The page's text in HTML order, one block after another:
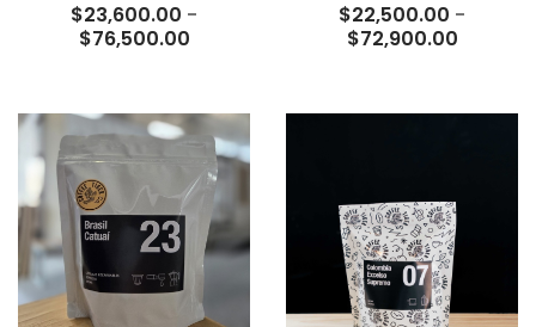
$23,600.00 -
$76,500.00Rango
desde
$23,600.00
hasta
$76,500.00
$22,500.00 -
$72,900.00Rango
desde